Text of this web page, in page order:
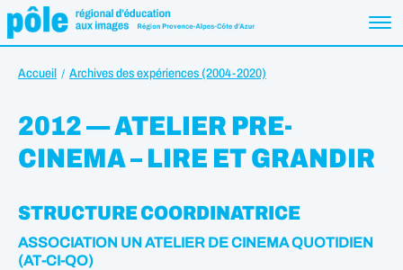
Accueil Archives des expériences (2004-2020)
2012 — ATELIER PRE-
CINEMA – LIRE ET GRANDIR
STRUCTURE COORDINATRICE
ASSOCIATION UN ATELIER DE CINEMA QUOTIDIEN
(AT-CI-QO)